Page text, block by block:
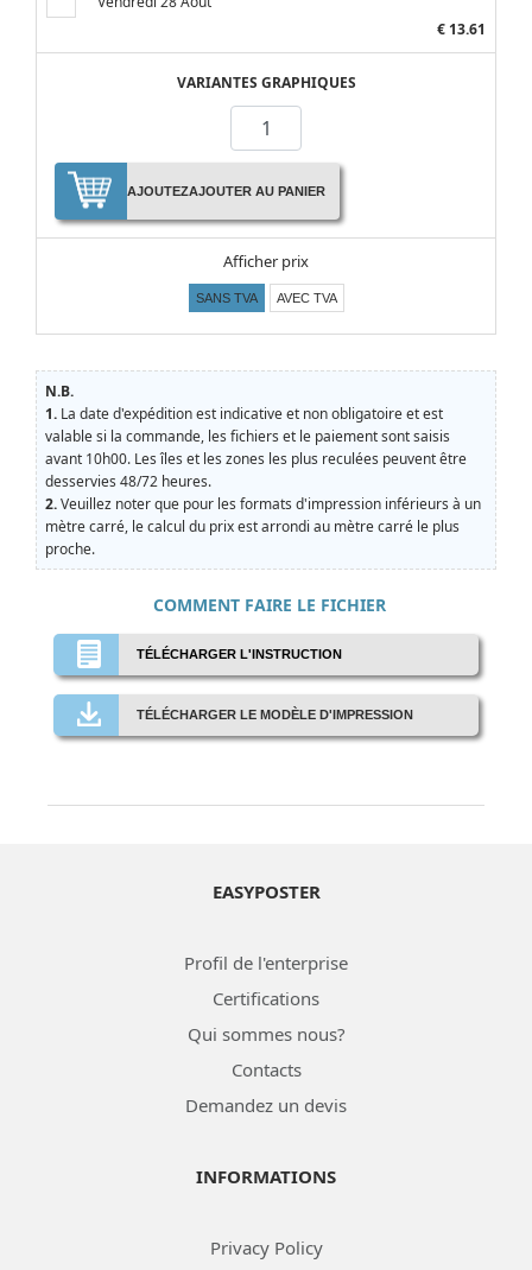
€ 13.61
VARIANTES GRAPHIQUES
AJOUTEZAJOUTER AU PANIER
Afficher prix
SANS TVA AVEC TVA
N.B.
1. La date d'expédition est indicative et non obligatoire et est
valable si la commande, les fichiers et le paiement sont saisis
avant 10h00. Les îles et les zones les plus reculées peuvent être
desservies 48/72 heures.
2.Veuillez noter que pour les formats d'impression inférieurs à un
mètre carré, le calcul du prix est arrondi au mètre carré le plus
proche.
COMMENT FAIRE LE FICHIER
TÉLÉCHARGER L'INSTRUCTION
TÉLÉCHARGER LE MODÈLE D'IMPRESSION
EASYPOSTER
Profil de l'enterprise
Certifications
Qui sommes nous?
Contacts
Demandez un devis
INFORMATIONS
Privacy Policy